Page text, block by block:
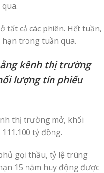
tất cả các phiên. Hết tuần,
hạn trong tuần qua.
kênh thị trường
lượng tín phiếu
thị trường mở, khối
tỷ đồng.
gọi thầu, tỷ lệ trúng
15 năm huy động được